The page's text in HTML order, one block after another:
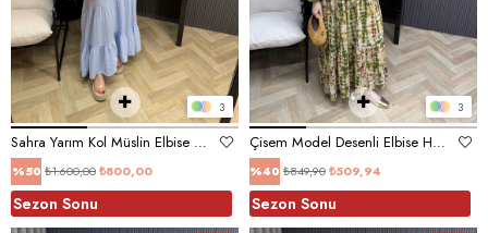
3
Sahra Yarım Kol Müslin Elbise Mavi
%50 ₺800,00
₺1.600,00
Sezon Sonu
3
Çisem Model Desenli Elbise Haki Desenli
%40 ₺509,94
₺849,90
Sezon Sonu